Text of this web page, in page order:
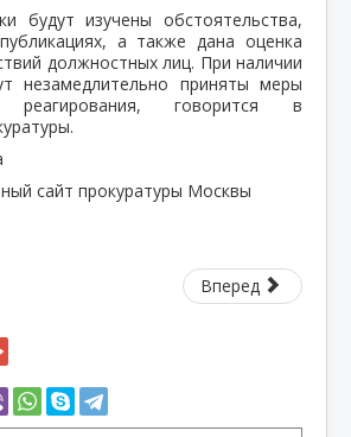
будут изучены обстоятельства,
а также дана оценка
должностных лиц. При наличии
незамедлительно приняты меры
реагирования, говорится в
сайт прокуратуры Москвы
Вперед